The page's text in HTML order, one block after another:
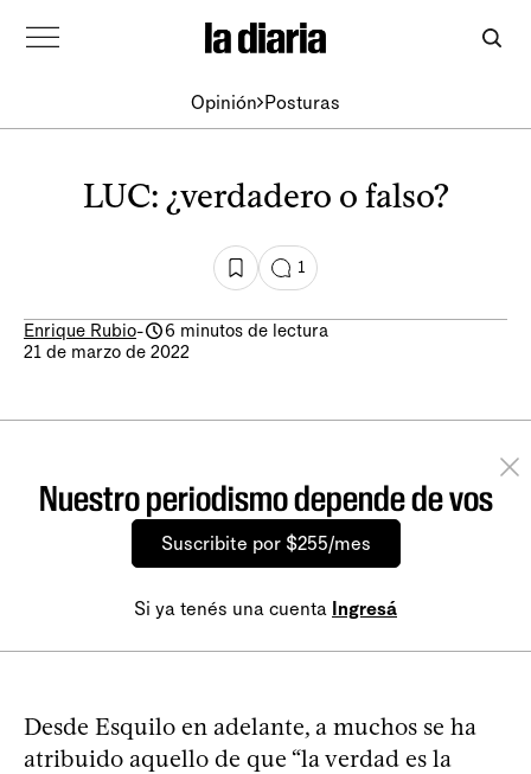
Opinión Posturas
LUC: ¿verdadero o falso?
1
Enrique Rubio-
6 minutos de lectura
21 de marzo de 2022
Nuestro periodismo depende de vos
Suscribite por $255/mes
Si ya tenés una cuenta Ingresá
Desde Esquilo en adelante, a muchos se ha
atribuido aquello de que “la verdad es la